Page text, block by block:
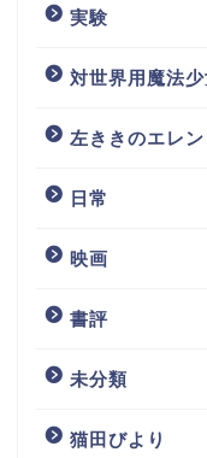
実験
対世界用魔法
左ききのエレン
日常
映画
書評
未分類
猫田びより